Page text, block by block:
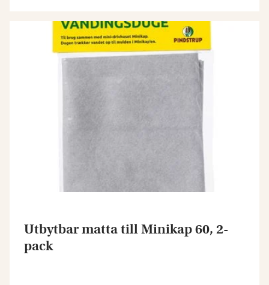
Utbytbar matta till Minikap 60, 2-
pack